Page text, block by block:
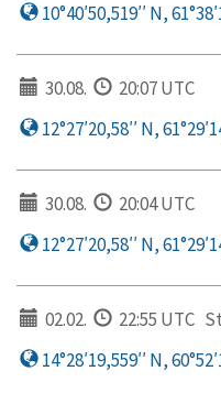
10°40′50,519′′ N,
30.08.
20:07 UTC
12°27′20,58′′ N,
30.08.
20:04 UTC
12°27′20,58′′ N,
02.02. 22:55 UTC
14°28′19,559′′ N,